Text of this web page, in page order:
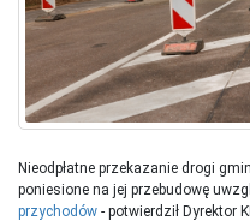
Nieodpłatne przekazanie drogi
poniesione na jej przebudowę
przychodów - potwierdził Dyrektor